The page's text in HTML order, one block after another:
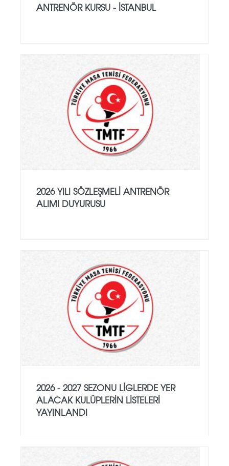
ANTRENÖR KURSU - İSTANBUL
2026 YILI SÖZLEŞMELI ANTRENÖR
ALIMI DUYURUSU
2026 - 2027 SEZONU LIGLERDE YER
ALACAK KULÜPLERIN LISTELERI
YAYINLANDI